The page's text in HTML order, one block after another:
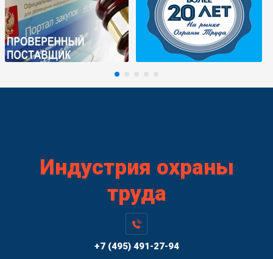
Индустрия охраны
труда
+7 (495) 491-27-94